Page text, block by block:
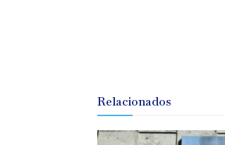
Relacionados